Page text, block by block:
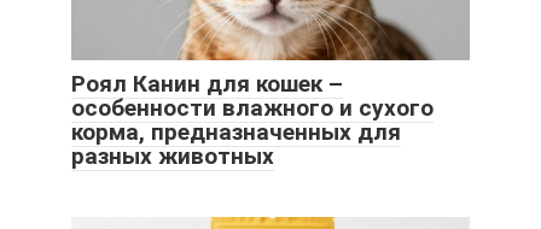
Роял Канин для кошек –
особенности влажного и сухого
корма, предназначенных для
разных животных